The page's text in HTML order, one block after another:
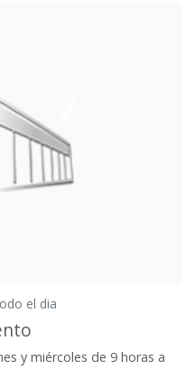
el dia
y miércoles de 9 horas a